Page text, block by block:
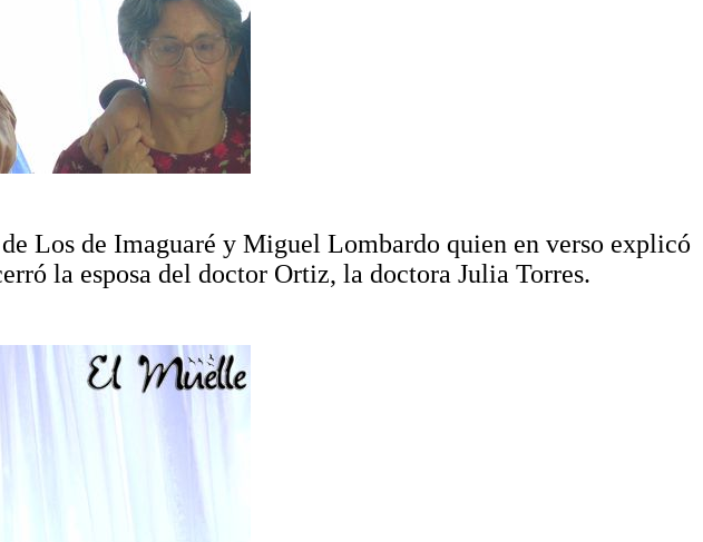
Los de Imaguaré y Miguel Lombardo quien en verso explicó
la esposa del doctor Ortiz, la doctora Julia Torres.